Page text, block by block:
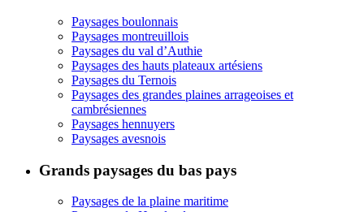
Paysages boulonnais
Paysages montreuillois
Paysages du val d’Authie
Paysages des hauts plateaux artésiens
Paysages du Ternois
Paysages des grandes plaines arrageoises et
cambrésiennes
Paysages hennuyers
Paysages avesnois
Grands paysages du bas pays
Paysages de la plaine maritime